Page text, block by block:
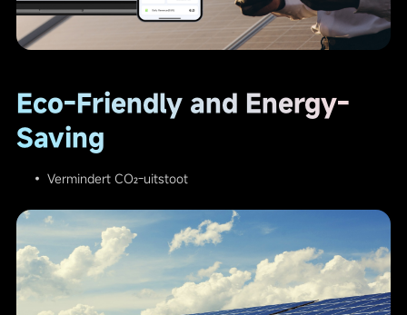
Eco-Friendly and Energy-
Saving
• Vermindert CO₂-uitstoot